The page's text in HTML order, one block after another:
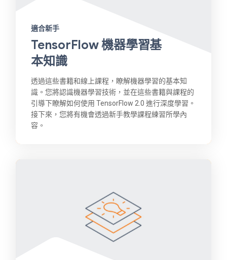
適合新手
TensorFlow 機器學習基
本知識
透過這些書籍和線上課程，瞭解機器學習的基本知
識。您將認識機器學習技術，並在這些書籍與課程的
引導下瞭解如何使用 TensorFlow 2.0 進行深度學習。
接下來，您將有機會透過新手教學課程練習所學內
容。